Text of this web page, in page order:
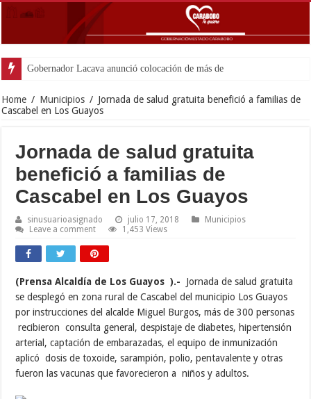
Gobernador Lacava anunció colocación de más de mil 500 tonelad
Home / Municipios / Jornada de salud gratuita benefició a familias de
Cascabel en Los Guayos
Jornada de salud gratuita
benefició a familias de
Cascabel en Los Guayos
sinusuarioasignado julio 17, 2018
Municipios
Leave a comment
1,453 Views
(Prensa Alcaldía de Los Guayos ).-
Jornada de salud gratuita
se desplegó en zona rural de Cascabel del municipio Los Guayos
por instrucciones del alcalde Miguel Burgos, más de 300 personas
recibieron consulta general, despistaje de diabetes, hipertensión
arterial, captación de embarazadas, el equipo de inmunización
aplicó dosis de toxoide, sarampión, polio, pentavalente y otras
fueron las vacunas que favorecieron a niños y adultos.